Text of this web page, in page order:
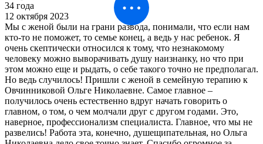
34 года
12 октября 2023
Мы с женой были на грани развода, понимали, что если нам
кто-то не поможет, то семье конец, а ведь у нас ребенок. Я
очень скептически относился к тому, что незнакомому
человеку можно выворачивать душу наизнанку, но что при
этом можно еще и рыдать, о себе такого точно не предполагал.
Но ведь случилось! Пришли с женой в семейную терапию к
Овчинниковой Ольге Николаевне. Самое главное –
получилось очень естественно вдруг начать говорить о
главном, о том, о чем молчали друг с другом годами. Это,
наверное, профессионализм специалиста. Главное, что мы не
развелись! Работа эта, конечно, душещипательная, но Ольга